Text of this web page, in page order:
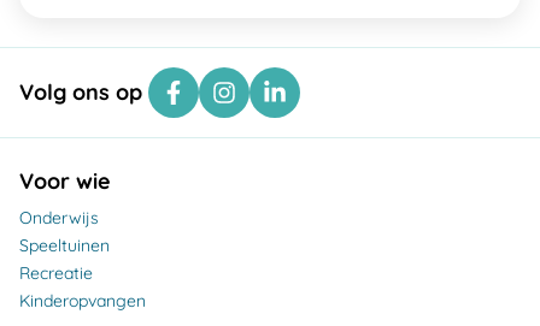
Volg ons op
Voor wie
Onderwijs
Speeltuinen
Recreatie
Kinderopvangen